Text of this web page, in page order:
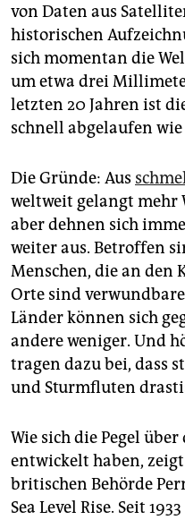
von Daten aus
historischen
sich momentan die
um etwa drei
letzten 20 Jahren ist
schnell abgelaufen
Die Gründe: Aus
weltweit gelangt mehr
aber dehnen sich
weiter aus. Betroffen
Menschen, die an den
Orte sind
Länder können sich
andere weniger. Und
tragen dazu bei, dass
und Sturmfluten
Wie sich die Pegel
entwickelt haben,
britischen Behörde
Sea Level Rise. Seit